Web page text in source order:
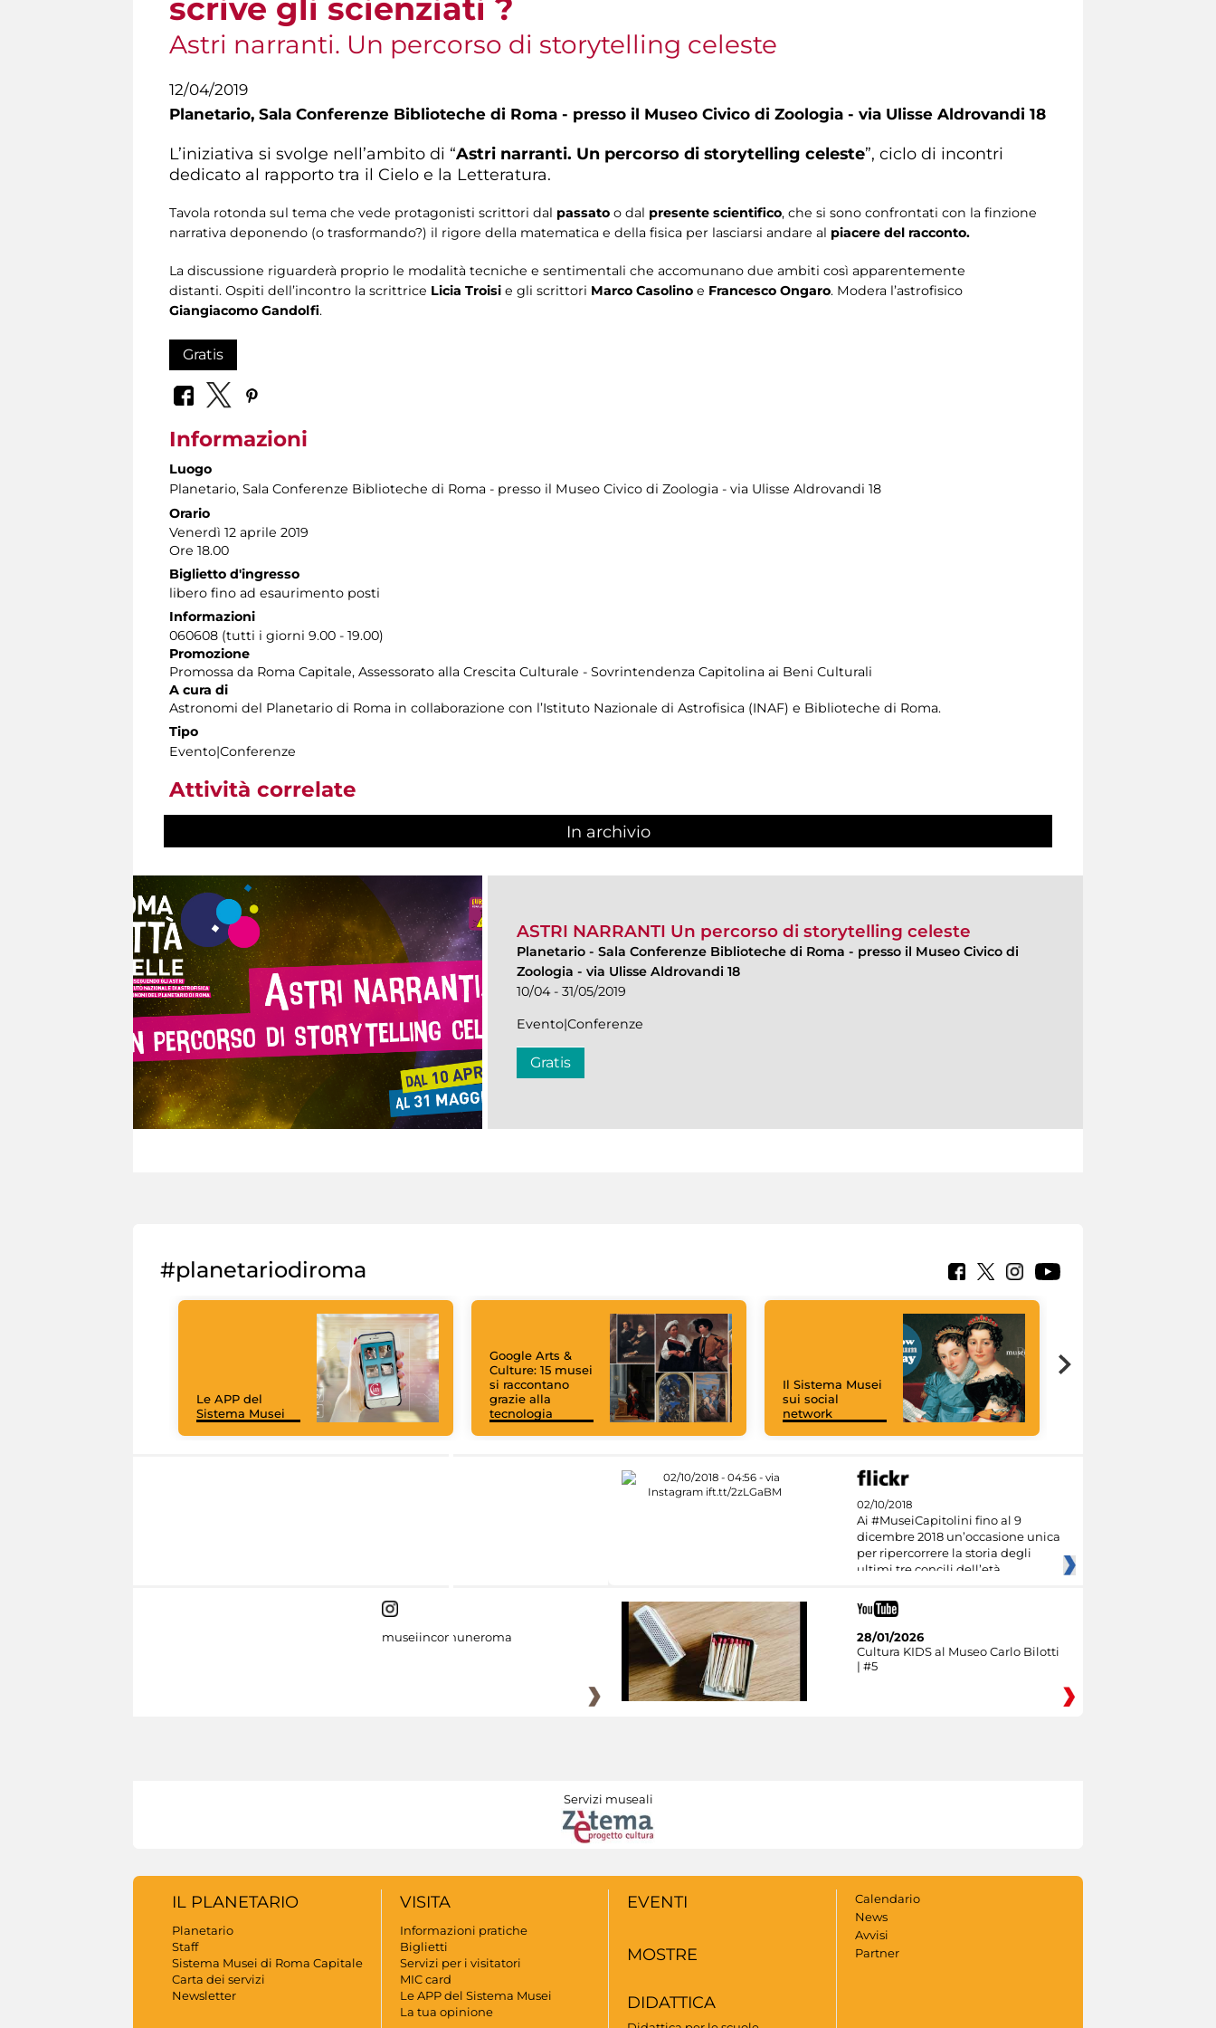
scrive gli scienziati ?
Astri narranti. Un percorso di storytelling celeste
12/04/2019
Planetario, Sala Conferenze Biblioteche di Roma - presso il Museo Civico di Zoologia - via Ulisse Aldrovandi 18
L’iniziativa si svolge nell’ambito di “Astri narranti. Un percorso di storytelling celeste”, ciclo di incontri
dedicato al rapporto tra il Cielo e la Letteratura.
​Tavola rotonda sul tema che vede protagonisti scrittori dal passato o dal presente scientifico, che si sono confrontati con la finzione
narrativa deponendo (o trasformando?) il rigore della matematica e della fisica per lasciarsi andare al piacere del racconto.
La discussione riguarderà proprio le modalità tecniche e sentimentali che accomunano due ambiti così apparentemente
distanti. Ospiti dell’incontro la scrittrice Licia Troisi e gli scrittori Marco Casolino e Francesco Ongaro. Modera l’astrofisico
Giangiacomo Gandolfi.
Gratis
Informazioni
Luogo
Planetario, Sala Conferenze Biblioteche di Roma - presso il Museo Civico di Zoologia - via Ulisse Aldrovandi 18
Orario
Venerdì 12 aprile 2019
Ore 18.00
Biglietto d'ingresso
libero fino ad esaurimento posti
Informazioni
060608 (tutti i giorni 9.00 - 19.00)
Promozione
Promossa da Roma Capitale, Assessorato alla Crescita Culturale - Sovrintendenza Capitolina ai Beni Culturali
A cura di
Astronomi del Planetario di Roma in collaborazione con l’Istituto Nazionale di Astrofisica (INAF) e Biblioteche di Roma.
Tipo
Evento|Conferenze
Attività correlate
In archivio
ASTRI NARRANTI Un percorso di storytelling celeste
Planetario - Sala Conferenze Biblioteche di Roma - presso il Museo Civico di
Zoologia - via Ulisse Aldrovandi 18
10/04 - 31/05/2019
Evento|Conferenze
Gratis
#planetariodiroma
Le APP del
Sistema Musei
Google Arts &
Culture: 15 musei
si raccontano
grazie alla
tecnologia
Il Sistema Musei
sui social
network
02/10/2018
Ai #MuseiCapitolini fino al 9
dicembre 2018 un’occasione unica
per ripercorrere la storia degli
ultimi tre concili dell’età
museiincomuneroma
28/01/2026
Cultura KIDS al Museo Carlo Bilotti
| #5
Servizi museali
IL PLANETARIO
Planetario
Staff
Sistema Musei di Roma Capitale
Carta dei servizi
Newsletter
VISITA
Informazioni pratiche
Biglietti
Servizi per i visitatori
MIC card
Le APP del Sistema Musei
La tua opinione
EVENTI
MOSTRE
DIDATTICA
Calendario
News
Avvisi
Partner